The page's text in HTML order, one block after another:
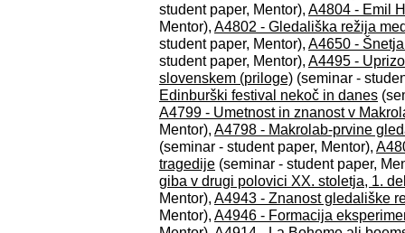
student paper, Mentor), A4804 - Emil
Mentor), A4802 - Gledališka režija
student paper, Mentor), A4650 -
student paper, Mentor), A4495 -
slovenskem (priloge) (seminar -
Edinburški festival nekoč in danes
A4799 - Umetnost in znanost v
Mentor), A4798 - Makrolab-prvine
(seminar - student paper, Mentor),
tragedije (seminar - student paper,
giba v drugi polovici XX. stoletja, 1.
Mentor), A4943 - Znanost gledališke
Mentor), A4946 - Formacija